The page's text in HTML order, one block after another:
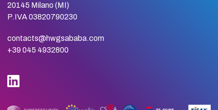
20145 Milano (MI)
P.IVA 03820790230
contacts@hwgsababa.com
+39 045 4932800